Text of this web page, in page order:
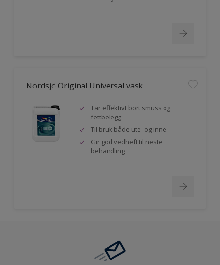
Nordsjö Original Universal vask
Tar effektivt bort smuss og
fettbelegg
Til bruk både ute- og inne
Gir god vedheft til neste
behandling